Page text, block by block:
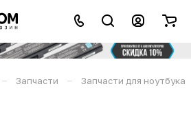
– Запчасти – Запчасти для ноутбука